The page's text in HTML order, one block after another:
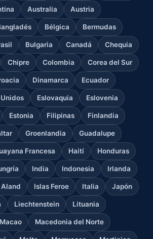
Australia Austria
Bélgica Bermudas
Bulgaria Canadá Chequia
Chipre Colombia Corea del Sur
Dinamarca Ecuador
Eslovaquia Eslovenia
Estonia Filipinas Finlandia
Groenlandia Guadalupe
Francesa Haití Honduras
India Indonesia Irlanda
Aland Islas Feroe Italia Japón
Liechtenstein Lituania
Macao Macedonia del Norte